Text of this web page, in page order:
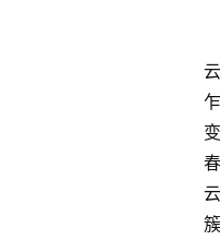
云
乍
变
春
云
簇